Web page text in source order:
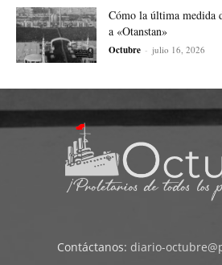
Cómo la última medida
a «Otanstan»
Octubre - julio 16, 2026
Contáctanos: diario-